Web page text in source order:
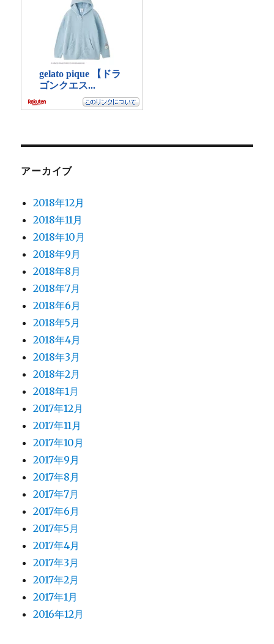
アーカイブ
2018年12月
2018年11月
2018年10月
2018年9月
2018年8月
2018年7月
2018年6月
2018年5月
2018年4月
2018年3月
2018年2月
2018年1月
2017年12月
2017年11月
2017年10月
2017年9月
2017年8月
2017年7月
2017年6月
2017年5月
2017年4月
2017年3月
2017年2月
2017年1月
2016年12月